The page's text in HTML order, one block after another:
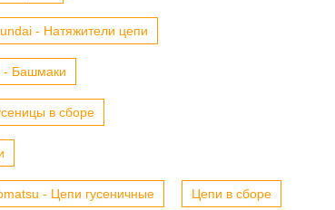
- Натяжители цепи
- Башмаки
в сборе
- Цепи гусеничные Цепи в сборе